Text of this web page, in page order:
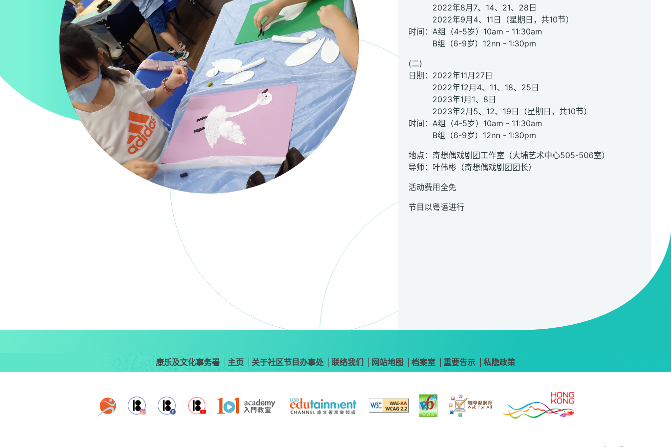
2022年8月7、14、21、28日
2022年9月4、11日（星期日，共10节）
时间：A组（4-5岁）10am - 11:30am
B组（6-9岁）12nn - 1:30pm
(二)
日期：2022年11月27日
2022年12月4、11、18、25日
2023年1月1、8日
2023年2月5、12、19日（星期日，共10节）
时间：A组（4-5岁）10am - 11:30am
B组（6-9岁）12nn - 1:30pm
地点：奇想偶戏剧团工作室（大埔艺术中心505-506室）
导师：叶伟彬（奇想偶戏剧团团长）
活动费用全免
节目以粤语进行
康乐及文化事务署 主页 关于社区节目办事处 联络我们 网站地图 档案室 重要告示 私隐政策